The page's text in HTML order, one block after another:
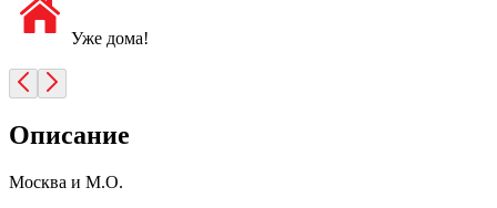
Уже дома!
Описание
Москва и М.О.